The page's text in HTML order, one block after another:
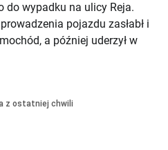
do wypadku na ulicy Reja.
pojazdu zasłabł i
a później uderzył w